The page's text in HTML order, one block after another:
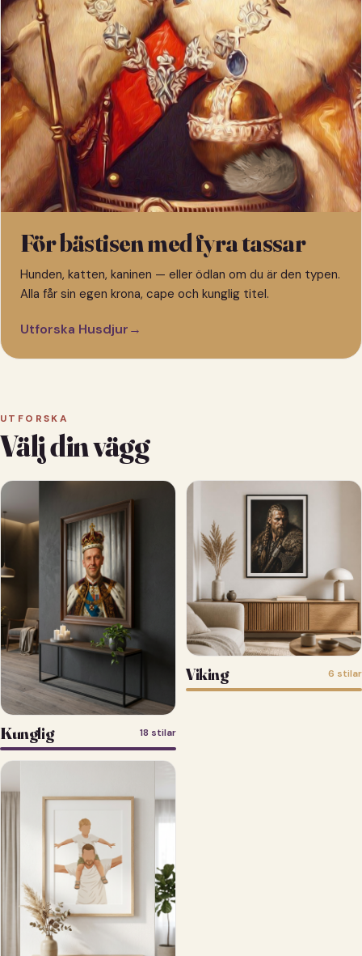
För bästisen med fyra tassar
Hunden, katten, kaninen — eller ödlan om du är den typen.
Alla får sin egen krona, cape och kunglig titel.
Utforska Husdjur→
UTFORSKA
Välj din vägg
Kunglig 18 stilar
Viking 6 stilar